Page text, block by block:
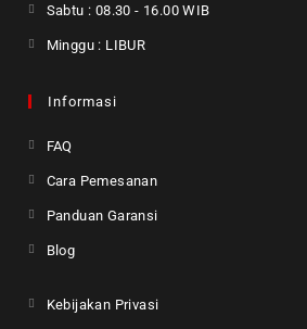
Sabtu : 08.30 - 16.00 WIB
Minggu : LIBUR
Informasi
FAQ
Cara Pemesanan
Panduan Garansi
Blog
Kebijakan Privasi